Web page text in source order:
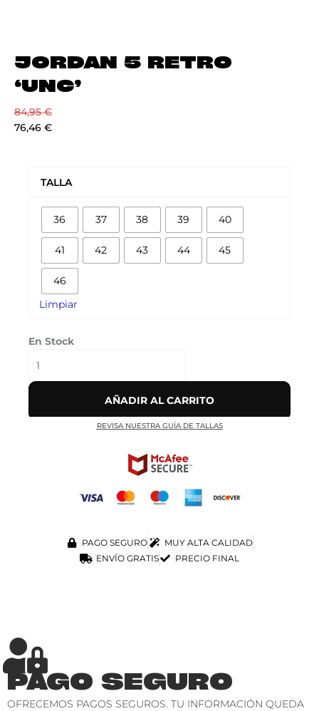
JORDAN 5 RETRO
‘UNC’
84,95€
76,46 €
TALLA
36 37 38 39 40
41 42 43 44 45
46
Limpiar
En Stock
'UNC'
cantidad
AÑADIR AL CARRITO
REVISA NUESTRA GUÍA DE TALLAS
PAGO SEGURO
MUY ALTA CALIDAD
ENVÍO GRATIS
PRECIO FINAL
PAGO SEGURO
OFRECEMOS PAGOS SEGUROS. TU INFORMACIÓN QUEDA